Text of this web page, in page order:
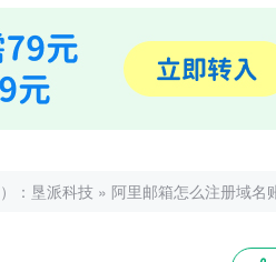
： 垦派科技 » 阿里邮箱怎么注册域名